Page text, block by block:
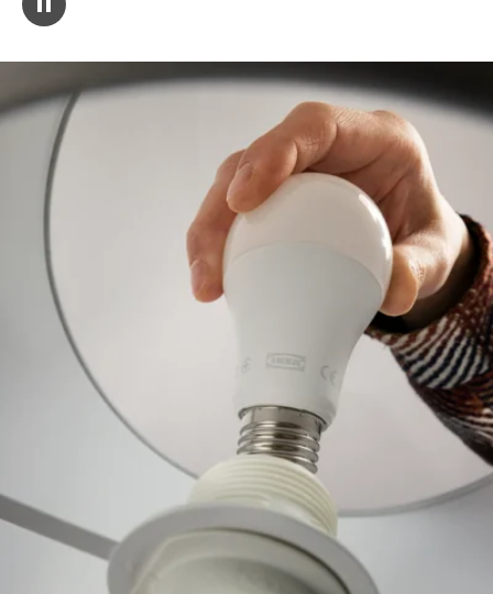
Sett videoen på pause